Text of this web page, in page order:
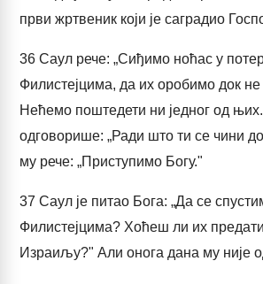
први жртвеник који је саградио
36 Саул рече: „Сиђимо ноћас у
Филистејцима, да их оробимо док не
Нећемо поштедети ни једног од
одговорише: „Ради што ти се чини
му рече: „Приступимо Богу."
37 Саул је питао Бога: „Да се
Филистејцима? Хоћеш ли их
Израиљу?" Али онога дана му није